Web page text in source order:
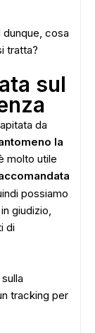
dunque, cosa
tratta?
sul
da
la
molto utile
possiamo
giudizio,
di
tracking per